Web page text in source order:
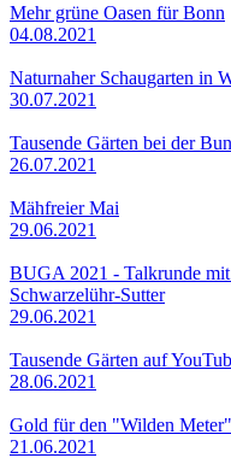
Mehr grüne Oasen für Bonn
04.08.2021
Naturnaher Schaugarten in
30.07.2021
Tausende Gärten bei der
26.07.2021
Mähfreier Mai
29.06.2021
BUGA 2021 - Talkrunde
Schwarzelühr-Sutter
29.06.2021
Tausende Gärten auf
28.06.2021
Gold für den "Wilden Meter"
21.06.2021